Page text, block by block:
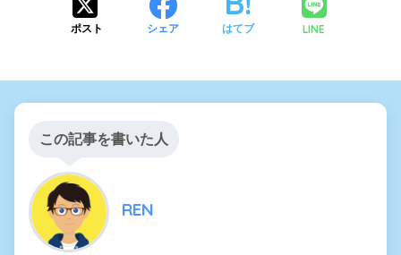
ポスト シェア はてブ LINE
この記事を書いた人
REN